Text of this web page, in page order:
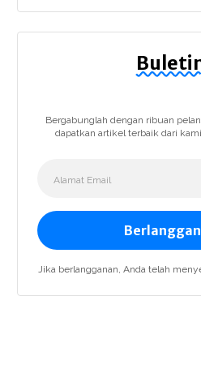
Bergabunglah dengan ribuan
dapatkan artikel terbaik dari
Jika berlangganan, Anda telah